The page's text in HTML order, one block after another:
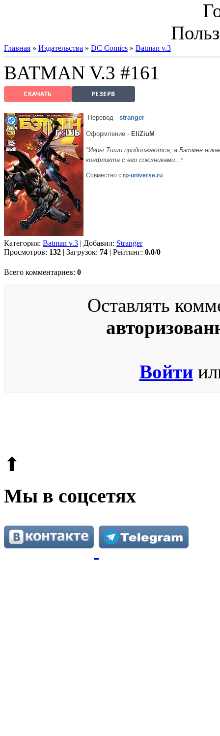
Главная » Издательства » DC Comics » Batman v.3
BATMAN V.3 #161
СКАЧАТЬ РЕЗЕРВ
Перевод - stranger
Оформление - EliZiuM
"Игры Тиши продолжаются, а Бэтмен
конфликта с его союзниками... "
Совместно с rp-universe.ru
Категория: Batman v.3 | Добавил: Strаngеr
Просмотров: 132 | Загрузок: 74 | Рейтинг: 0.0/0
Всего комментариев: 0
Оставлять
Войти
⬆
Мы в соцсетях